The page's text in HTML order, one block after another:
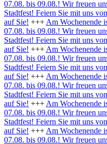
07.08. bis 09.08.! Wir freuen
Stadtfest! Feiern Sie mit uns
auf Sie! +++ Am Wochenende
07.08. bis 09.08.! Wir freuen
Stadtfest! Feiern Sie mit uns
auf Sie! +++ Am Wochenende
07.08. bis 09.08.! Wir freuen
Stadtfest! Feiern Sie mit uns
auf Sie! +++ Am Wochenende
07.08. bis 09.08.! Wir freuen
Stadtfest! Feiern Sie mit uns
auf Sie! +++ Am Wochenende
07.08. bis 09.08.! Wir freuen
Stadtfest! Feiern Sie mit uns
auf Sie! +++ Am Wochenende
07.08. bis 09.08.! Wir freuen